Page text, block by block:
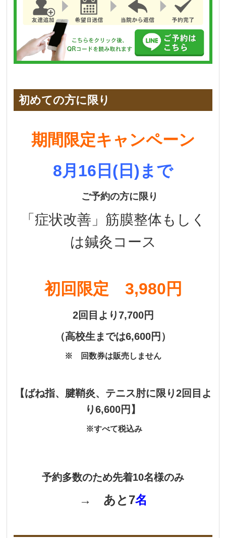
初めての方に限り
期間限定キャンペーン
8月16 日(日) まで
ご予約の方に限り
「症状改善」筋膜整体もしく
は鍼灸コース
初回限定 3,980円
2回目より7,700円
（高校生までは6,600円）
※ 回数券は販売しません
【ばね指、腱鞘炎、テニス肘に限り2回目よ
り6,600円】
※すべて税込み
予約多数のため先着10名様のみ
→ あと7名